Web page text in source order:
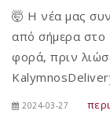
🤯 Η νέα μας
από σήμερα στο
φορά, πριν
2024-03-27